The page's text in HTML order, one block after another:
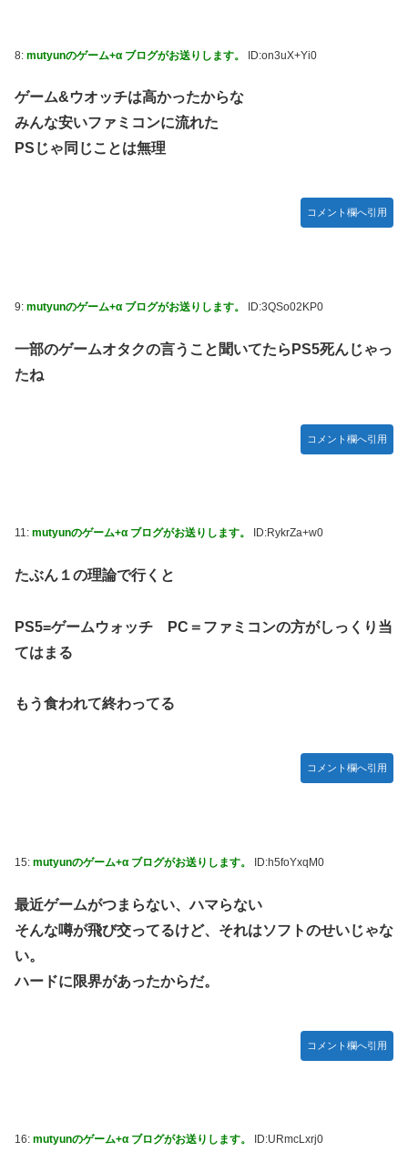
8: mutyunのゲーム+α ブログがお送りします。 ID:on3uX+Yi0
ゲーム&ウオッチは高かったからな
みんな安いファミコンに流れた
PSじゃ同じことは無理
コメント欄へ引用
9: mutyunのゲーム+α ブログがお送りします。 ID:3QSo02KP0
一部のゲームオタクの言うこと聞いてたらPS5死んじゃっ
たね
コメント欄へ引用
11: mutyunのゲーム+α ブログがお送りします。 ID:RykrZa+w0
たぶん１の理論で行くと
PS5=ゲームウォッチ PC＝ファミコンの方がしっくり当
てはまる
もう食われて終わってる
コメント欄へ引用
15: mutyunのゲーム+α ブログがお送りします。 ID:h5foYxqM0
最近ゲームがつまらない、ハマらない
そんな噂が飛び交ってるけど、それはソフトのせいじゃな
い。
ハードに限界があったからだ。
コメント欄へ引用
16: mutyunのゲーム+α ブログがお送りします。 ID:URmcLxrj0